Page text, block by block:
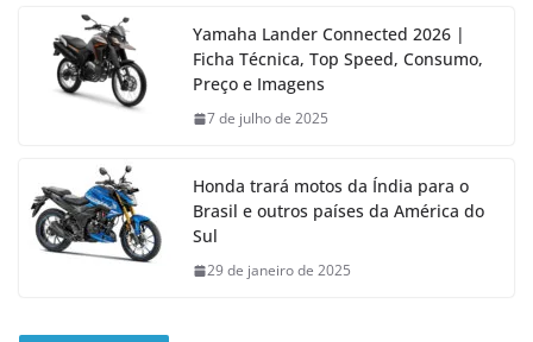
Yamaha Lander Connected 2026 |
Ficha Técnica, Top Speed, Consumo,
Preço e Imagens
7 de julho de 2025
Honda trará motos da Índia para o
Brasil e outros países da América do
Sul
29 de janeiro de 2025